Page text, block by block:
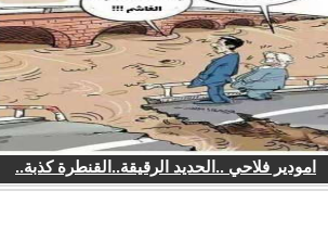
امودير فلاحي ..الحديد الرقيقة..القنطرة كذبة..